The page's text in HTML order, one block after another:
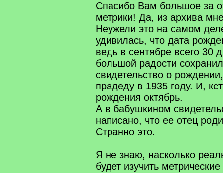
Спасибо Вам большое за
метрики! Да, из архива
Неужели это на самом
удивилась, что дата
ведь в сентябре всего 30
большой радости
свидетельство о
прадеду в 1935 году. И,
рождения октябрь.
А в бабушкином
написано, что ее отец
Странно это.
Я не знаю, насколько
будет изучить